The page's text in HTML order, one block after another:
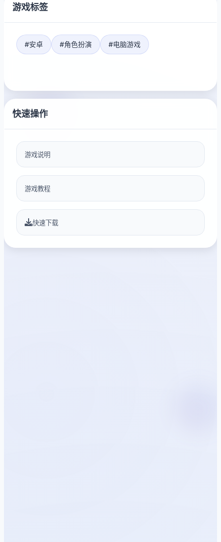
游戏标签
#安卓 #角色扮演 #电脑游戏
快速操作
游戏说明
游戏教程
快速下载